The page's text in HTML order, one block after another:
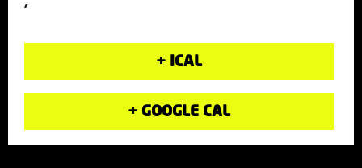
+ ICAL
+ GOOGLE CAL